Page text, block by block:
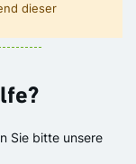
dieser
Sie bitte unsere